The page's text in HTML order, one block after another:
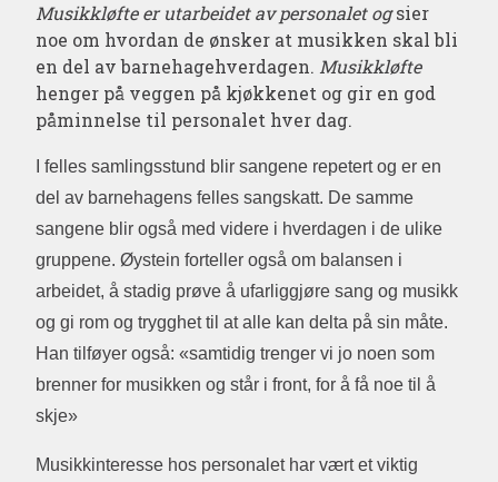
Musikkløfte er utarbeidet av personalet ogsier
noe om hvordan de ønsker at musikken skal bli
en del av barnehagehverdagen. Musikkløfte
henger på veggen på kjøkkenet og gir en god
påminnelse til personalet hver dag.
I felles samlingsstund blir sangene repetert og er en
del av barnehagens felles sangskatt. De samme
sangene blir også med videre i hverdagen i de ulike
gruppene. Øystein forteller også om balansen i
arbeidet, å stadig prøve å ufarliggjøre sang og musikk
og gi rom og trygghet til at alle kan delta på sin måte.
Han tilføyer også: «samtidig trenger vi jo noen som
brenner for musikken og står i front, for å få noe til å
skje»
Musikkinteresse hos personalet har vært et viktig